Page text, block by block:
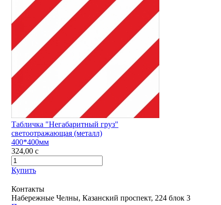
Табличка "Негабаритный груз"
светоотражающая (металл)
400*400мм
324,00 c
Купить
Контакты
Набережные Челны, Казанский проспект, 224 блок 3